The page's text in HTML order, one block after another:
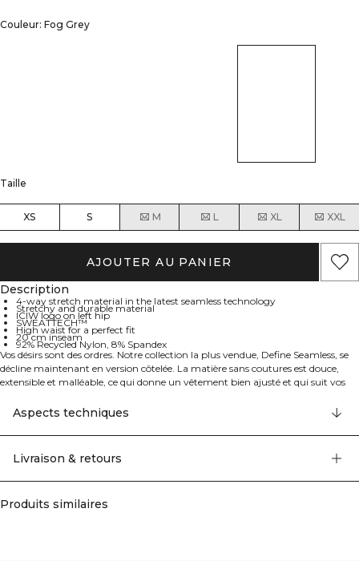
Couleur: Fog Grey
Taille
XS S M L XL XXL
AJOUTER AU PANIER
Description
4-way stretch material in the latest seamless technology
Stretchy and durable material
ICIW logo on left hip
SWEATTECH™
High waist for a perfect fit
20 cm inseam
92% Recycled Nylon, 8% Spandex
Vos désirs sont des ordres. Notre collection la plus vendue, Define Seamless, se
décline maintenant en version côtelée. La matière sans coutures est douce,
extensible et malléable, ce qui donne un vêtement bien ajusté et qui suit vos
plusieurs couleurs tendance, Define Seamless est la collection de vêtements de
sport par excellence, adaptée à de nombreux types d'entraînement. 92%
Recycled Nylon, 8% Elastan
Aspects techniques
Livraison & retours
Produits similaires